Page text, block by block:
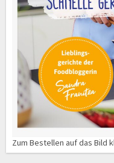
Zum Bestellen auf das Bild